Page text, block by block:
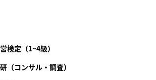
検定（1~4級）
（コンサル・調査）